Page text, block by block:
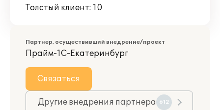
Толстый клиент: 10
Партнер, осуществивший внедрение/проект
Прайм-1С-Екатеринбург
Связаться
Другие внедрения партнера 612